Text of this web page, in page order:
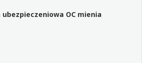
OC mienia